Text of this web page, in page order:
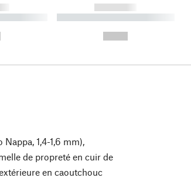
----------
------------
----------- ----------- ----------
1,4-1,6 mm),
de propreté en cuir de
en caoutchouc